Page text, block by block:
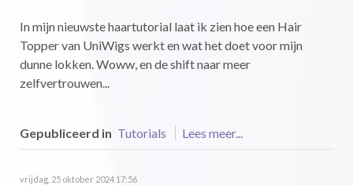
In mijn nieuwste haartutorial laat ik zien hoe een Hair
Topper van UniWigs werkt en wat het doet voor mijn
dunne lokken. Woww, en de shift naar meer
zelfvertrouwen...
Gepubliceerd in Tutorials Lees meer...
vrijdag, 25 oktober 2024 17:56